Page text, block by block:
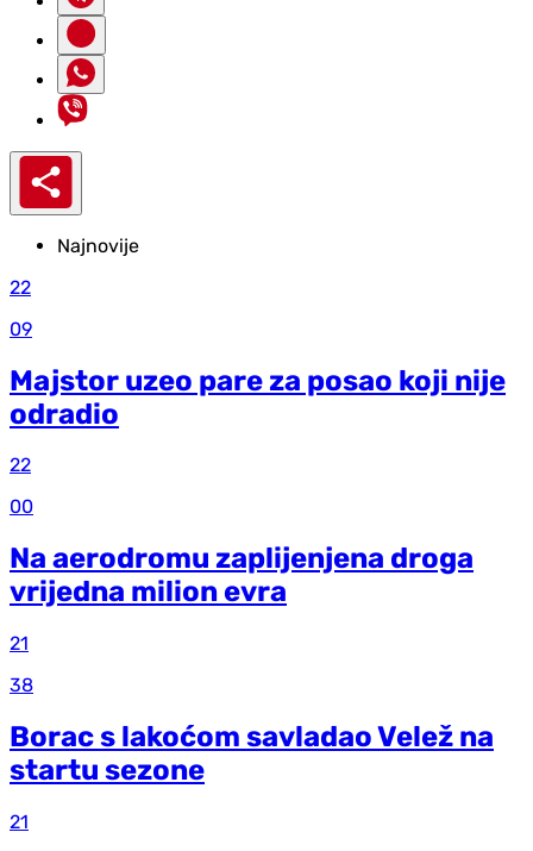
Najnovije
22
09
Majstor uzeo pare za posao koji nije
odradio
22
00
Na aerodromu zaplijenjena droga
vrijedna milion evra
21
38
Borac s lakoćom savladao Velež na
startu sezone
21